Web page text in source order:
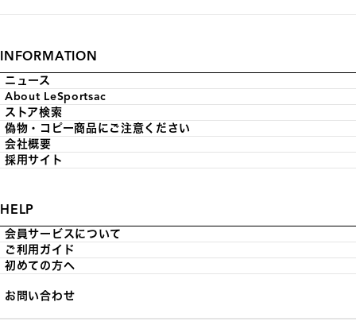
INFORMATION
ニュース
About LeSportsac
ストア検索
偽物・コピー商品にご注意ください
会社概要
採用サイト
HELP
会員サービスについて
ご利用ガイド
初めての方へ
お問い合わせ